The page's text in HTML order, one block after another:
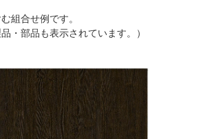
組合せ例です。
・部品も表示されています。）